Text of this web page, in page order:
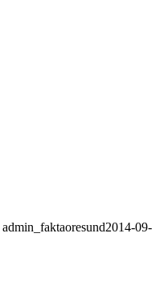
admin_faktaoresund2014-09-